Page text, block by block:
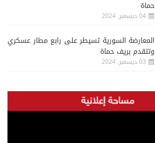
حماة
04 ديسمبر, 2024
المعارضة السورية تسيطر على رابع مطار عسكري
وتتقدم بريف حماة
03 ديسمبر, 2024